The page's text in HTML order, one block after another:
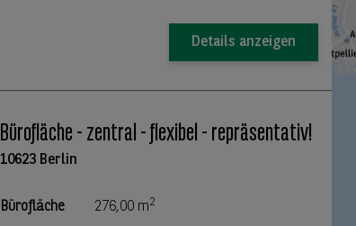
Details anzeigen
Bürofläche - zentral - flexibel - repräsentativ!
10623 Berlin
Bürofläche 276,00 m2